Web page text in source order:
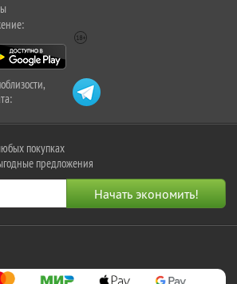
покупках
предложения